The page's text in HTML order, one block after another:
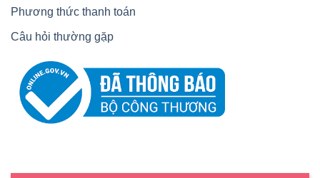
Phương thức thanh toán
Câu hỏi thường gặp